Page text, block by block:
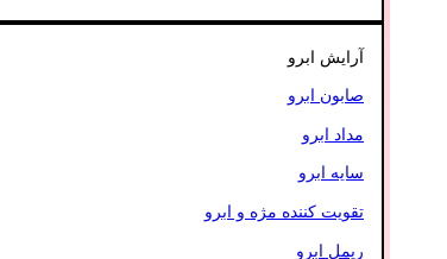
آرایش ابرو
صابون ابرو
مداد ابرو
سایه ابرو
تقویت کننده مژه و ابرو
ریمل ابرو